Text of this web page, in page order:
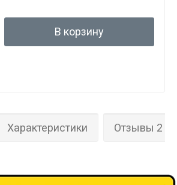
В корзину
Характеристики Отзывы 2